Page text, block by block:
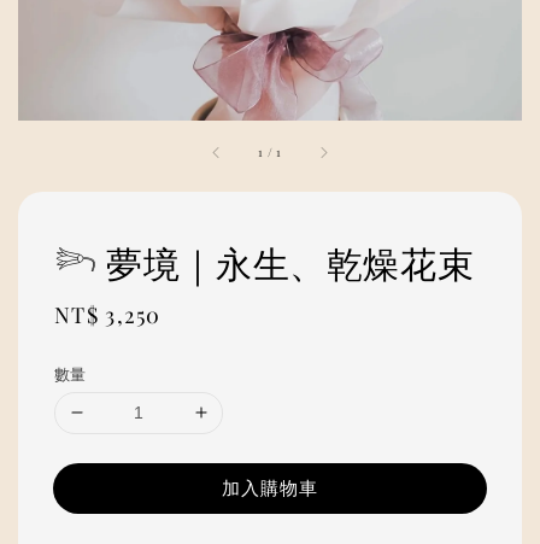
1 /1
𓆸 夢境｜永生、乾燥花束
Regular
NT$ 3,250
數量
加入購物車